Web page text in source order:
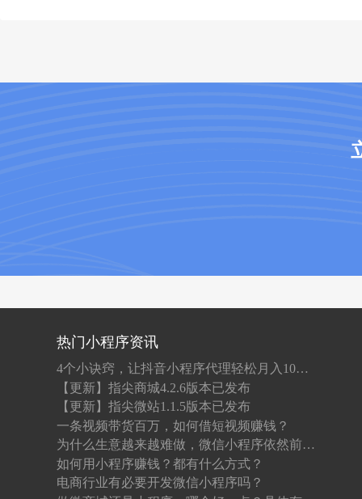
热门小程序资讯
4个小诀窍，让抖音小程序代理轻松月入10W+！
【更新】指尖商城4.2.6版本已发布
【更新】指尖微站1.1.5版本已发布
一条视频带货百万，如何借短视频赚钱？
为什么生意越来越难做，微信小程序依然前景光明？
如何用小程序赚钱？都有什么方式？
电商行业有必要开发微信小程序吗？